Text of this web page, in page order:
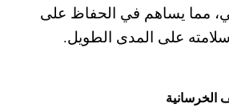
مما يساهم في الحفاظ على
على المدى الطويل.
الخرسانية